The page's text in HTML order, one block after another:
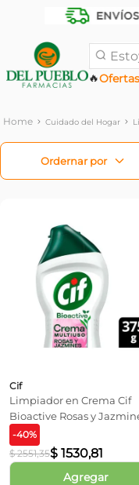
Estoy
Ofertas
🔥
Cuidado del Hogar
Cif
Limpiador en Crema Cif
Bioactive Rosas y
375 ml
-40%
$ 2551,35$ 1530,81
Agregar